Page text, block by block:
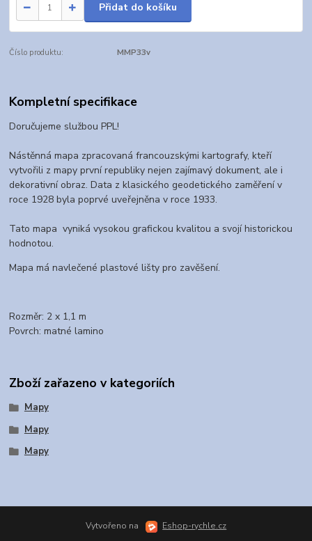
Přidat do košíku
Číslo produktu: MMP33v
Kompletní specifikace
Doručujeme službou PPL!
Nástěnná mapa zpracovaná francouzskými kartografy, kteří
vytvořili z mapy první republiky nejen zajímavý dokument, ale i
dekorativní obraz. Data z klasického geodetického zaměření v
roce 1928 byla poprvé uveřejněna v roce 1933.
Tato mapa vyniká vysokou grafickou kvalitou a svojí historickou
hodnotou.
Mapa má navlečené plastové lišty pro zavěšení.
Rozměr: 2 x 1,1 m
Povrch: matné lamino
Zboží zařazeno v kategoriích
Mapy
Mapy
Mapy
Vytvořeno na Eshop-rychle.cz